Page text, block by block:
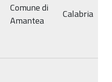
Comune di
Amantea
Calabria